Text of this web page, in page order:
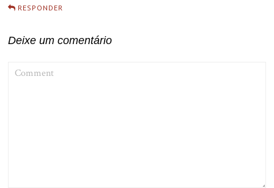
RESPONDER
Deixe um comentário